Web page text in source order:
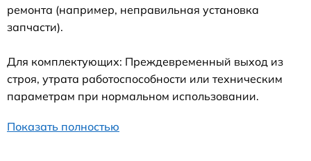
ремонта (например, неправильная установка
запчасти).
Для комплектующих: Преждевременный выход из
строя, утрата работоспособности или техническим
параметрам при нормальном использовании.
Показать полностью